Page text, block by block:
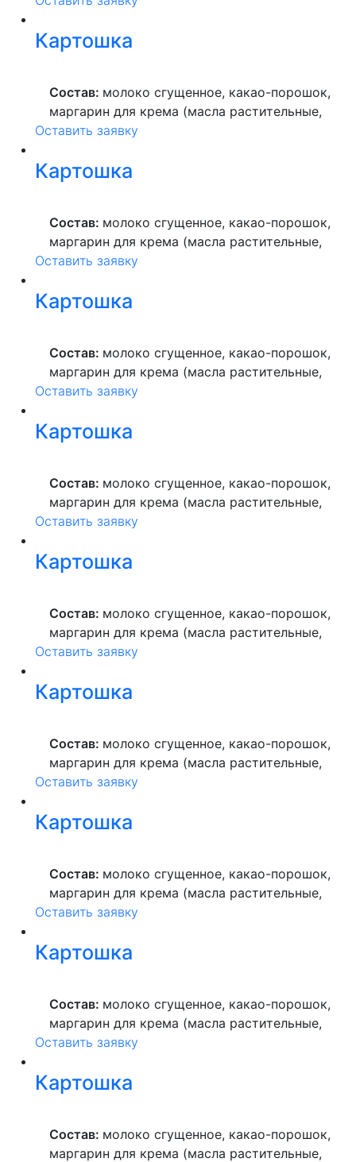
высшего сорта, продукты яичные, масло
растительное, пекарский порошок, молоко
Картошка
Состав: молоко сгущенное, какао-порошок,
маргарин для крема (масла растительные,
вода питьевая, сахар, ароматизатор,
высшего сорта, продукты яичные, масло
растительное, пекарский порошок, молоко
Оставить заявку
Картошка
Состав: молоко сгущенное, какао-порошок,
маргарин для крема (масла растительные,
вода питьевая, сахар, ароматизатор,
высшего сорта, продукты яичные, масло
растительное, пекарский порошок, молоко
Оставить заявку
Картошка
Состав: молоко сгущенное, какао-порошок,
маргарин для крема (масла растительные,
вода питьевая, сахар, ароматизатор,
высшего сорта, продукты яичные, масло
растительное, пекарский порошок, молоко
Оставить заявку
Картошка
Состав: молоко сгущенное, какао-порошок,
маргарин для крема (масла растительные,
вода питьевая, сахар, ароматизатор,
высшего сорта, продукты яичные, масло
растительное, пекарский порошок, молоко
Оставить заявку
Картошка
Состав: молоко сгущенное, какао-порошок,
маргарин для крема (масла растительные,
вода питьевая, сахар, ароматизатор,
высшего сорта, продукты яичные, масло
растительное, пекарский порошок, молоко
Оставить заявку
Картошка
Состав: молоко сгущенное, какао-порошок,
маргарин для крема (масла растительные,
вода питьевая, сахар, ароматизатор,
высшего сорта, продукты яичные, масло
растительное, пекарский порошок, молоко
Оставить заявку
Картошка
Состав: молоко сгущенное, какао-порошок,
маргарин для крема (масла растительные,
вода питьевая, сахар, ароматизатор,
высшего сорта, продукты яичные, масло
растительное, пекарский порошок, молоко
Оставить заявку
Картошка
Состав: молоко сгущенное, какао-порошок,
маргарин для крема (масла растительные,
вода питьевая, сахар, ароматизатор,
высшего сорта, продукты яичные, масло
растительное, пекарский порошок, молоко
Оставить заявку
Картошка
Состав: молоко сгущенное, какао-порошок,
маргарин для крема (масла растительные,